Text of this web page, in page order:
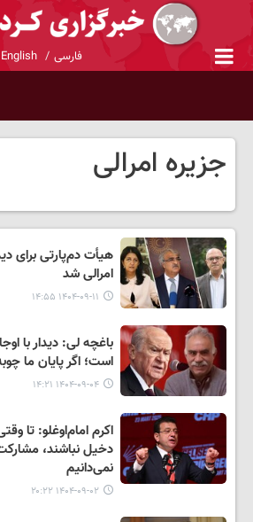
فارسی English
جزیره امرالی
هیأت دم‌پارتی برای
امرالی شد
۱۴۰۴-۰۹-۱۱ ۱۴:۵۵
باغچه لی: دیدار با
است؛ اگر پایان ما
۱۴۰۴-۰۹-۰۴ ۱۴:۲۱
اکرم امام‌اوغلو: تا
دخیل نباشند،
نمی‌دانیم
۱۴۰۴-۰۹-۰۲ ۲۰:۲۲